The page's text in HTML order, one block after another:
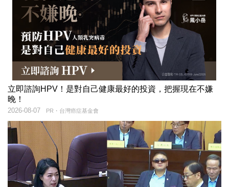
立即諮詢HPV！是對自己健康最好的投資，把握現在不嫌
晚！
PR・台灣癌症基金會
2026-08-07